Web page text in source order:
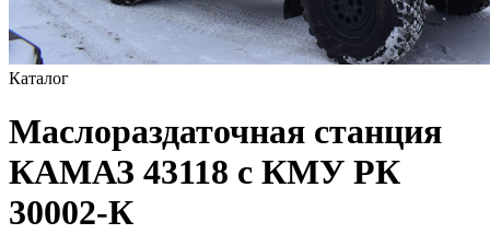
Каталог
Маслораздаточная станция
КАМАЗ 43118 с КМУ РК
30002-К